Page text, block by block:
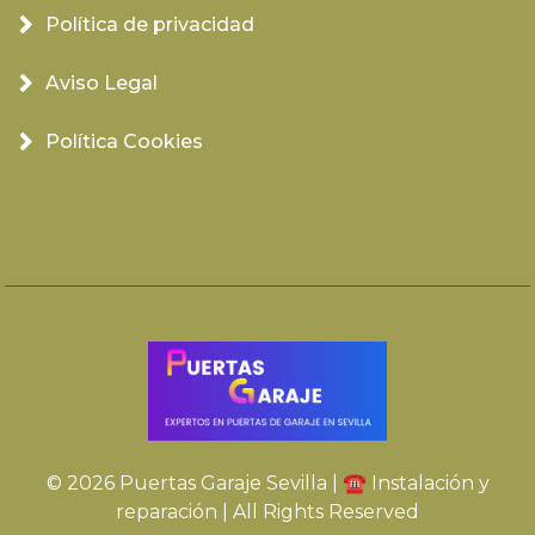
Política de privacidad
Aviso Legal
Política Cookies
© 2026 Puertas Garaje Sevilla | ☎️ Instalación y
reparación | All Rights Reserved